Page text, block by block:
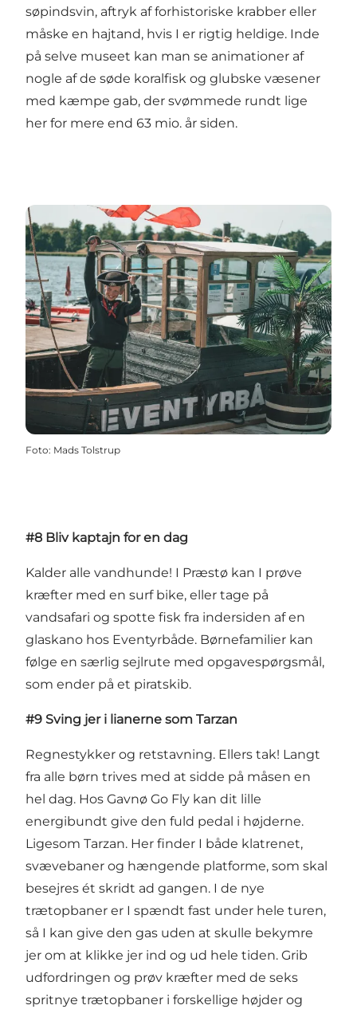
søpindsvin, aftryk af forhistoriske krabber eller
måske en hajtand, hvis I er rigtig heldige. Inde
på selve museet kan man se animationer af
nogle af de søde koralfisk og glubske væsener
med kæmpe gab, der svømmede rundt lige
her for mere end 63 mio. år siden.
Foto: Mads Tolstrup
#8 Bliv kaptajn for en dag
Kalder alle vandhunde! I Præstø kan I prøve
kræfter med en surf bike, eller tage på
vandsafari og spotte fisk fra indersiden af en
glaskano hos Eventyrbåde. Børnefamilier kan
følge en særlig sejlrute med opgavespørgsmål,
som ender på et piratskib.
#9 Sving jer i lianerne som Tarzan
Regnestykker og retstavning. Ellers tak! Langt
fra alle børn trives med at sidde på måsen en
hel dag. Hos Gavnø Go Fly kan dit lille
energibundt give den fuld pedal i højderne.
Ligesom Tarzan. Her finder I både klatrenet,
svævebaner og hængende platforme, som skal
besejres ét skridt ad gangen. I de nye
trætopbaner er I spændt fast under hele turen,
så I kan give den gas uden at skulle bekymre
jer om at klikke jer ind og ud hele tiden. Grib
udfordringen og prøv kræfter med de seks
spritnye trætopbaner i forskellige højder og